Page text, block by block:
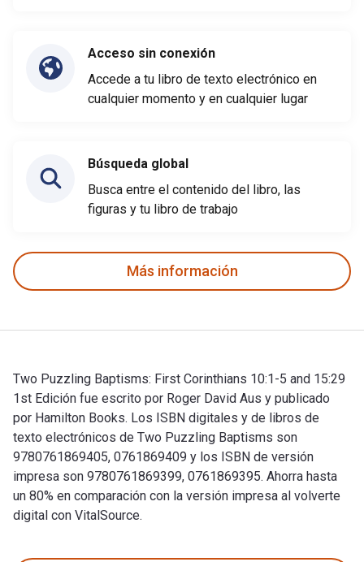
Acceso sin conexión
Accede a tu libro de texto electrónico en
cualquier momento y en cualquier lugar
Búsqueda global
Busca entre el contenido del libro, las
figuras y tu libro de trabajo
Más información
Two Puzzling Baptisms: First Corinthians 10:1-5 and 15:29
1st Edición fue escrito por Roger David Aus y publicado
por Hamilton Books. Los ISBN digitales y de libros de
texto electrónicos de Two Puzzling Baptisms son
9780761869405, 0761869409 y los ISBN de versión
impresa son 9780761869399, 0761869395. Ahorra hasta
un 80% en comparación con la versión impresa al volverte
digital con VitalSource.